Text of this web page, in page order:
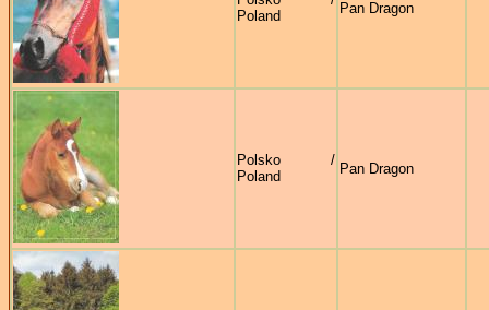
Poland
Pan Dragon
Polsko /
Poland
Pan Dragon